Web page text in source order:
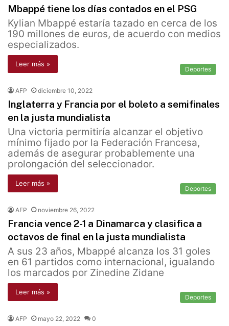
Mbappé tiene los días contados en el PSG
Kylian Mbappé estaría tazado en cerca de los
190 millones de euros, de acuerdo con medios
especializados.
Leer más »
Deportes
AFP diciembre 10, 2022
Inglaterra y Francia por el boleto a semifinales
en la justa mundialista
Una victoria permitiría alcanzar el objetivo
mínimo fijado por la Federación Francesa,
además de asegurar probablemente una
prolongación del seleccionador.
Leer más »
Deportes
AFP noviembre 26, 2022
Francia vence 2-1 a Dinamarca y clasifica a
octavos de final en la justa mundialista
A sus 23 años, Mbappé alcanza los 31 goles
en 61 partidos como internacional, igualando
los marcados por Zinedine Zidane
Leer más »
Deportes
AFP mayo 22, 2022 0